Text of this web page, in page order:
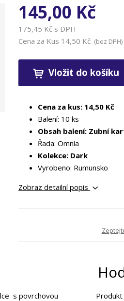
e
145,00 Kč
175,45 Kč s DPH
Cena za Kus 14,50 Kč (bez DPH)
Vložit do košíku
Cena za kus: 14,50 Kč
Balení: 10 ks
Obsah balení: Zubní
Řada: Omnia
Kolekce: Dark
Vyrobeno: Rumunsko
Zobraz detailní popis
s povrchovou